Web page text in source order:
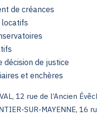
de créances
locatifs
décision de justice
et enchères
12 rue de l’Ancien
SUR-MAYENNE, 16